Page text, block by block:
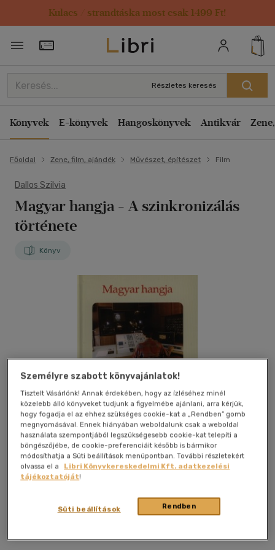
Kulacs / strandtáska most csak 1499 Ft!
Törzsvásárlói Kártya adatai
Részletes keresés
Könyvek E-könyvek Hangoskönyvek Antikvár
Főoldal Zene, film, ajándék Művészet, építészet Film
Dallos Szilvia
Magyar hangja - A szinkronizálás
története
Könyv
Személyre szabott könyvajánlatok!
Tisztelt Vásárlónk! Annak érdekében, hogy az ízléséhez minél
közelebb álló könyveket tudjunk a figyelmébe ajánlani, arra kérjük,
hogy fogadja el az ehhez szükséges cookie-kat a „Rendben” gomb
megnyomásával. Ennek hiányában weboldalunk csak a weboldal
használata szempontjából legszükségesebb cookie-kat telepíti a
böngészőjébe, de cookie-preferenciáit később is bármikor
módosíthatja a Süti beállítások menüpontban. További részletekért
olvassa el a
Libri Könyvkereskedelmi Kft. adatkezelési
tájékoztatóját!
Rendben
Süti beállítások